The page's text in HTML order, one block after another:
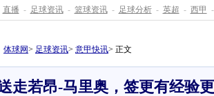
直播 - 足球资讯 - 篮球资讯 - 足球分析 - 英超 - 西甲 -
体球网> 足球资讯> 意甲快讯> 正文
走若昂-马里奥，签更有经验